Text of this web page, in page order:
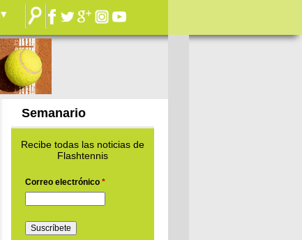
Semanario
Recibe todas las noticias de
Flashtennis
Correo electrónico *